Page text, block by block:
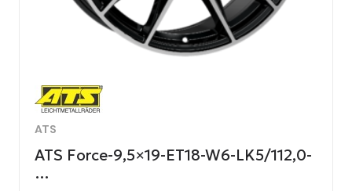
ATS
ATS Force-9,5×19-ET18-W6-LK5/112,0-
…